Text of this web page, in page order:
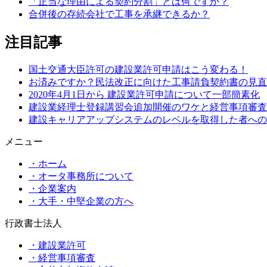
合併後の存続会社で工事を承継できるか？
注目記事
国土交通大臣許可の建設業許可申請はこう変わる！
お済みですか？民法改正に向けた工事請負契約書の見
2020年4月1日から 建設業許可申請について一部簡素化
建設業経理士登録講習会追加開催のワケと経営事項審
建設キャリアアップシステムのレベルを取得した者へ
メニュー
・ホーム
・オータ事務所について
・企業案内
・大手・中堅企業の方へ
行政書士法人
・建設業許可
・経営事項審査